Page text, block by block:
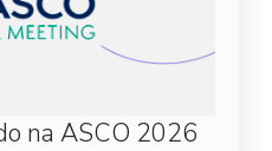
na ASCO 2026